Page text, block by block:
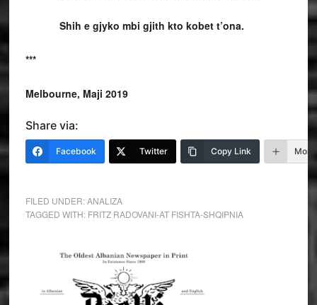
Shih e gjyko mbi gjith kto kobet t’ona.
***
Melbourne, Maji 2019
Share via:
Facebook Twitter Copy Link More
FILED UNDER:ANALIZA
TAGGED WITH: FRITZ RADOVANI-AT FISHTA-SHQIPNIA